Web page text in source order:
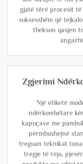
gjatë tërë procesit të
suksesshëm që
thekson qasjen
Zgjerimi
Një etiketë
ndërkombëtare
kapuçave me
përmbushejnë
treguan teknikat
tregje të reja,